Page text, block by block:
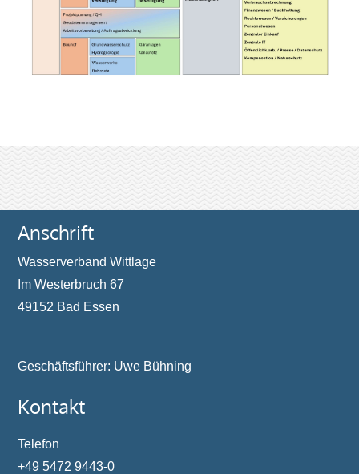
Anschrift
Wasserverband Wittlage
Im Westerbruch 67
49152 Bad Essen
Geschäftsführer: Uwe Bühning
Kontakt
Telefon
+49 5472 9443-0